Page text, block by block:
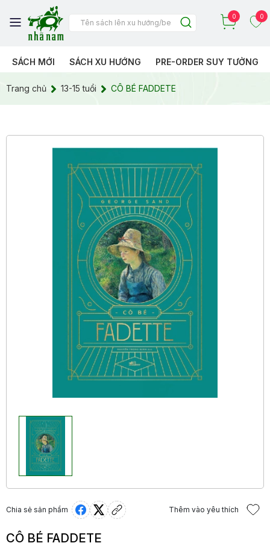
0 0
SÁCH MỚI SÁCH XU HƯỚNG PRE-ORDER SUY TƯỞNG
Trang chủ 13-15 tuổi CÔ BÉ FADDETE
Chia sẻ sản phẩm Thêm vào yêu thích
CÔ BÉ FADDETE